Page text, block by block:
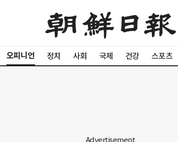
오피니언 정치 사회 국제 건강 스포츠